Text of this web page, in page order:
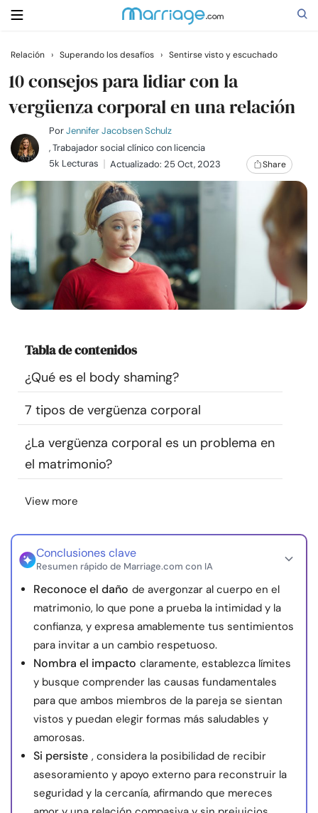
Buscar
Casarse
Relaciones
Familia
Ayuda
Cursos
Comunidad
Encuentra un terapeuta
Idioma
nosotros
© Copyright 2026. Todos los derechos reservados.
Relación › Superando los desafíos › Sentirse visto y escuchado
10 consejos para lidiar con la
vergüenza corporal en una relación
PorJennifer Jacobsen Schulz
, Trabajador social clínico con licencia
5k Lecturas
Actualizado: 25 Oct, 2023 Share
Tabla de contenidos
¿Qué es el body shaming?
7 tipos de vergüenza corporal
¿La vergüenza corporal es un problema en
el matrimonio?
View more
Conclusiones clave
Resumen rápido de Marriage.com con IA
Reconoce el daño de avergonzar al cuerpo en el
matrimonio, lo que pone a prueba la intimidad y la
confianza, y expresa amablemente tus sentimientos
para invitar a un cambio respetuoso.
Nombra el impacto claramente, establezca límites
y busque comprender las causas fundamentales
para que ambos miembros de la pareja se sientan
vistos y puedan elegir formas más saludables y
amorosas.
Si persiste , considera la posibilidad de recibir
asesoramiento y apoyo externo para reconstruir la
seguridad y la cercanía, afirmando que mereces